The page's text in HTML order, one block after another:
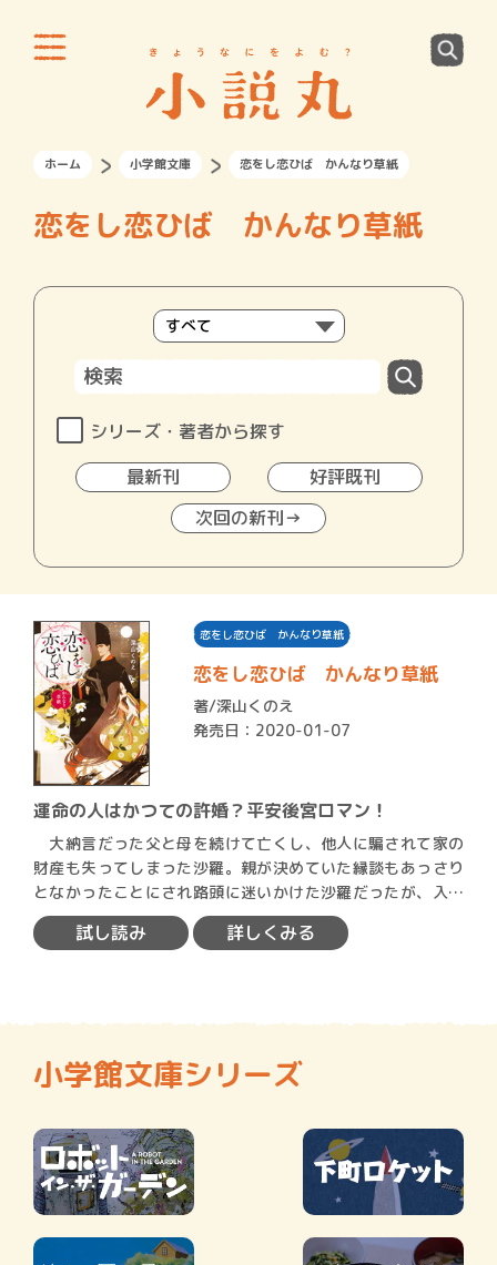
ホーム 小学館文庫 恋をし恋ひば かんなり草紙
恋をし恋ひば かんなり草紙
シリーズ・著者から探す
最新刊
好評既刊
次回の新刊→
恋をし恋ひば かんなり草紙
恋をし恋ひば かんなり草紙
著/深山くのえ
発売日：2020-01-07
運命の人はかつての許婚？平安後宮ロマン！
大納言だった父と母を続けて亡くし、他人に騙されて家の
財産も失ってしまった沙羅。親が決めていた縁談もあっさり
となかったことにされ路頭に迷いかけた沙羅だったが、入内
した従姉…
試し読み 詳しくみる
小学館文庫シリーズ